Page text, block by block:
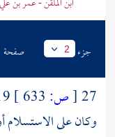
جزء 2 صفحة
27
[ص:
وكان على